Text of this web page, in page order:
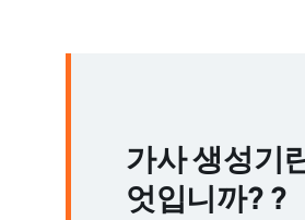
가사 생성기
엇입니까??